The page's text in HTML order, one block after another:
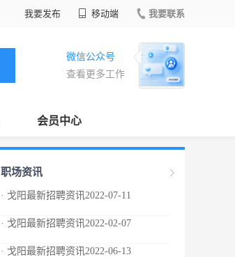
我要发布 移动端 我要联系
微信公众号
查看更多工作
会员中心
职场资讯
· 戈阳最新招聘资讯2022-07-11
· 戈阳最新招聘资讯2022-02-07
· 戈阳最新招聘资讯2022-06-13